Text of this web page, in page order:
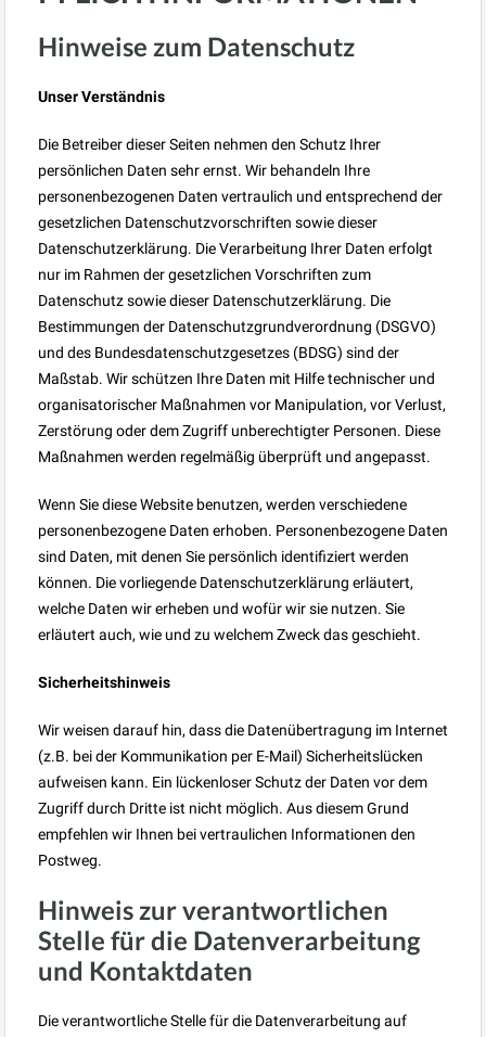
Hinweise zum Datenschutz
Unser Verständnis
Die Betreiber dieser Seiten nehmen den Schutz Ihrer
persönlichen Daten sehr ernst. Wir behandeln Ihre
personenbezogenen Daten vertraulich und entsprechend der
gesetzlichen Datenschutzvorschriften sowie dieser
Datenschutzerklärung. Die Verarbeitung Ihrer Daten erfolgt
nur im Rahmen der gesetzlichen Vorschriften zum
Datenschutz sowie dieser Datenschutzerklärung. Die
Bestimmungen der Datenschutzgrundverordnung (DSGVO)
und des Bundesdatenschutzgesetzes (BDSG) sind der
Maßstab. Wir schützen Ihre Daten mit Hilfe technischer und
organisatorischer Maßnahmen vor Manipulation, vor Verlust,
Zerstörung oder dem Zugriff unberechtigter Personen. Diese
Maßnahmen werden regelmäßig überprüft und angepasst.
Wenn Sie diese Website benutzen, werden verschiedene
personenbezogene Daten erhoben. Personenbezogene Daten
sind Daten, mit denen Sie persönlich identifiziert werden
können. Die vorliegende Datenschutzerklärung erläutert,
welche Daten wir erheben und wofür wir sie nutzen. Sie
erläutert auch, wie und zu welchem Zweck das geschieht.
Sicherheitshinweis
Wir weisen darauf hin, dass die Datenübertragung im Internet
(z.B. bei der Kommunikation per E-Mail) Sicherheitslücken
aufweisen kann. Ein lückenloser Schutz der Daten vor dem
Zugriff durch Dritte ist nicht möglich. Aus diesem Grund
empfehlen wir Ihnen bei vertraulichen Informationen den
Postweg.
Hinweis zur verantwortlichen
Stelle für die Datenverarbeitung
und Kontaktdaten
Die verantwortliche Stelle für die Datenverarbeitung auf